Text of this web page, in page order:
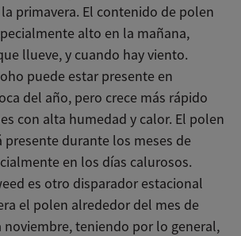
primavera. El contenido de polen
alto en la mañana,
llueve, y cuando hay viento.
puede estar presente en
del año, pero crece más rápido
con alta humedad y calor. El polen
presente durante los meses de
en los días calurosos.
es otro disparador estacional
el polen alrededor del mes de
noviembre, teniendo por lo general,